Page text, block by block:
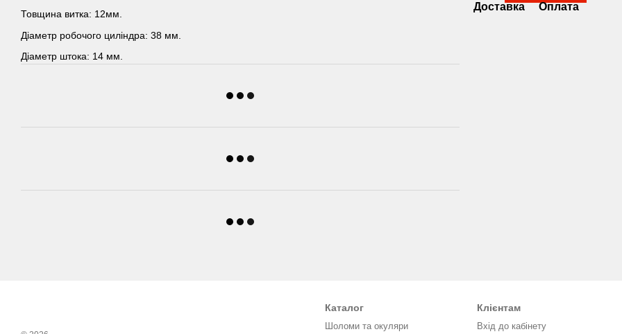
Товщина витка: 12мм.
Діаметр робочого циліндра: 38 мм.
Діаметр штока: 14 мм.
Доставка Оплата
Каталог
Шоломи та окуляри
Клієнтам
Вхід до кабінету